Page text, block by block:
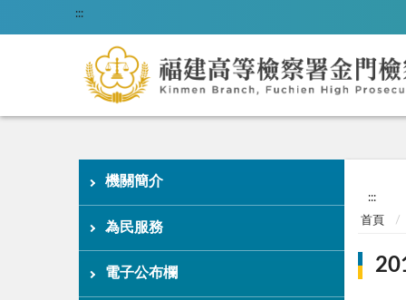
:::
機關簡介
為民服務
電子公布欄
:::
首頁